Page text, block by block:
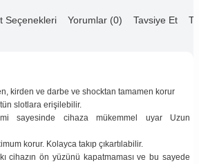
Seçenekleri Yorumlar (0) Tavsiye Et
kirden ve darbe ve shocktan tamamen korur
slotlara erişilebilir.
sayesinde cihaza mükemmel uyar Uzun
korur. Kolayca takıp çıkartılabilir.
cihazın ön yüzünü kapatmaması ve bu sayede